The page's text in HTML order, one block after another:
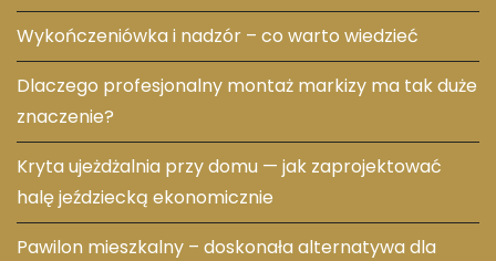
Wykończeniówka i nadzór – co warto wiedzieć
Dlaczego profesjonalny montaż markizy ma tak duże
znaczenie?
Kryta ujeżdżalnia przy domu — jak zaprojektować
halę jeździecką ekonomicznie
Pawilon mieszkalny – doskonała alternatywa dla